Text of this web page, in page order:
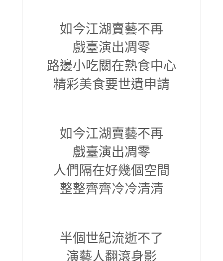
如今江湖賣藝不再
戲臺演出凋零
路邊小吃關在熟食中心
精彩美食要世遺申請
如今江湖賣藝不再
戲臺演出凋零
人們隔在好幾個空間
整整齊齊冷冷清清
半個世紀流逝不了
演藝人翻滾身影